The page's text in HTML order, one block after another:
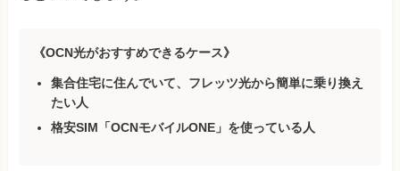
《OCN光がおすすめできるケース》
集合住宅に住んでいて、フレッツ光から簡単に乗り換え
たい人
格安SIM「OCNモバイルONE」を使っている人